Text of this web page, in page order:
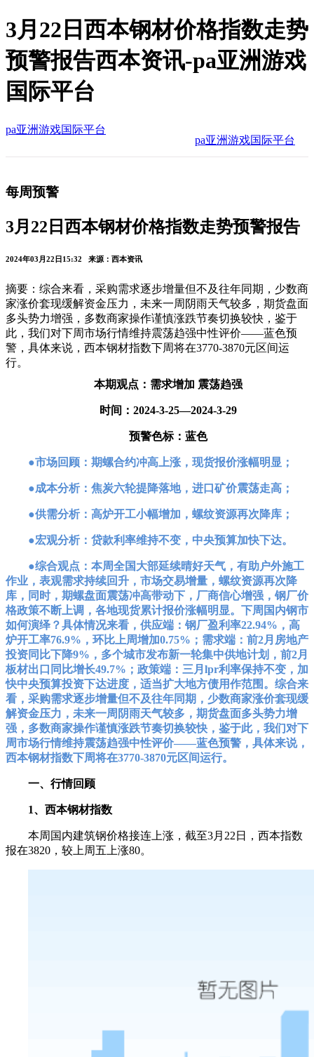
3月22日西本钢材价格指数走势
预警报告西本资讯-pa亚洲游戏
国际平台
pa亚洲游戏国际平台
pa亚洲游戏国际平台
每周预警
3月22日西本钢材价格指数走势预警报告
2024年03月22日15:32 来源：西本资讯
摘要：综合来看，采购需求逐步增量但不及往年同期，少数商
家涨价套现缓解资金压力，未来一周阴雨天气较多，期货盘面
多头势力增强，多数商家操作谨慎涨跌节奏切换较快，鉴于
此，我们对下周市场行情维持震荡趋强中性评价——蓝色预
警，具体来说，西本钢材指数下周将在3770-3870元区间运
行。
本期观点：需求增加 震荡趋强
时间：2024-3-25—2024-3-29
预警色标：蓝色
●市场回顾：期螺合约冲高上涨，现货报价涨幅明显；
●成本分析：焦炭六轮提降落地，进口矿价震荡走高；
●供需分析：高炉开工小幅增加，螺纹资源再次降库；
●宏观分析：贷款利率维持不变，中央预算加快下达。
●综合观点：本周全国大部延续晴好天气，有助户外施工
作业，表观需求持续回升，市场交易增量，螺纹资源再次降
库，同时，期螺盘面震荡冲高带动下，厂商信心增强，钢厂价
格政策不断上调，各地现货累计报价涨幅明显。下周国内钢市
如何演绎？具体情况来看，供应端：钢厂盈利率22.94%，高
炉开工率76.9%，环比上周增加0.75%；需求端：前2月房地产
投资同比下降9%，多个城市发布新一轮集中供地计划，前2月
板材出口同比增长49.7%；政策端：三月lpr利率保持不变，加
快中央预算投资下达进度，适当扩大地方债用作范围。综合来
看，采购需求逐步增量但不及往年同期，少数商家涨价套现缓
解资金压力，未来一周阴雨天气较多，期货盘面多头势力增
强，多数商家操作谨慎涨跌节奏切换较快，鉴于此，我们对下
周市场行情维持震荡趋强中性评价——蓝色预警，具体来说，
西本钢材指数下周将在3770-3870元区间运行。
一、行情回顾
1、西本钢材指数
本周国内建筑钢价格接连上涨，截至3月22日，西本指数
报在3820，较上周五上涨80。